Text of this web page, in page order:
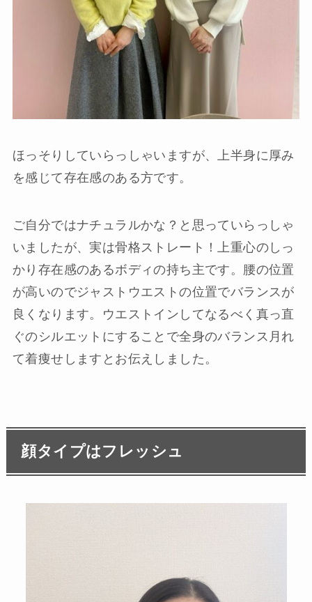
ほっそりしていらっしゃいますが、上半身に厚み
を感じて存在感のある方です。
ご自分ではナチュラルかな？と思っていらっしゃ
いましたが、実は骨格ストレート！上重心のしっ
かり存在感のあるボディの持ち主です。腰の位置
が高いのでジャストウエストの位置でバランスが
良くなります。ウエストインしてなるべく真っ直
ぐのシルエットにすることで全身のバランス月れ
て着痩せしますとお伝えしました。
顔タイプはフレッシュ